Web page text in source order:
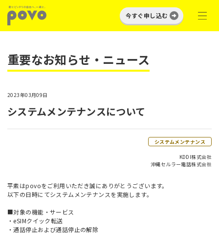
今すぐ申し込む
重要なお知らせ・ニュース
2023年03月09日
システムメンテナンスについて
システムメンテナンス
KDDI株式会社
沖縄セルラー電話株式会社
平素はpovoをご利用いただき誠にありがとうございます。
以下の日時にてシステムメンテナンスを実施します。
■対象の機能・サービス
・eSIMクイック転送
・通話停止および通話停止の解除